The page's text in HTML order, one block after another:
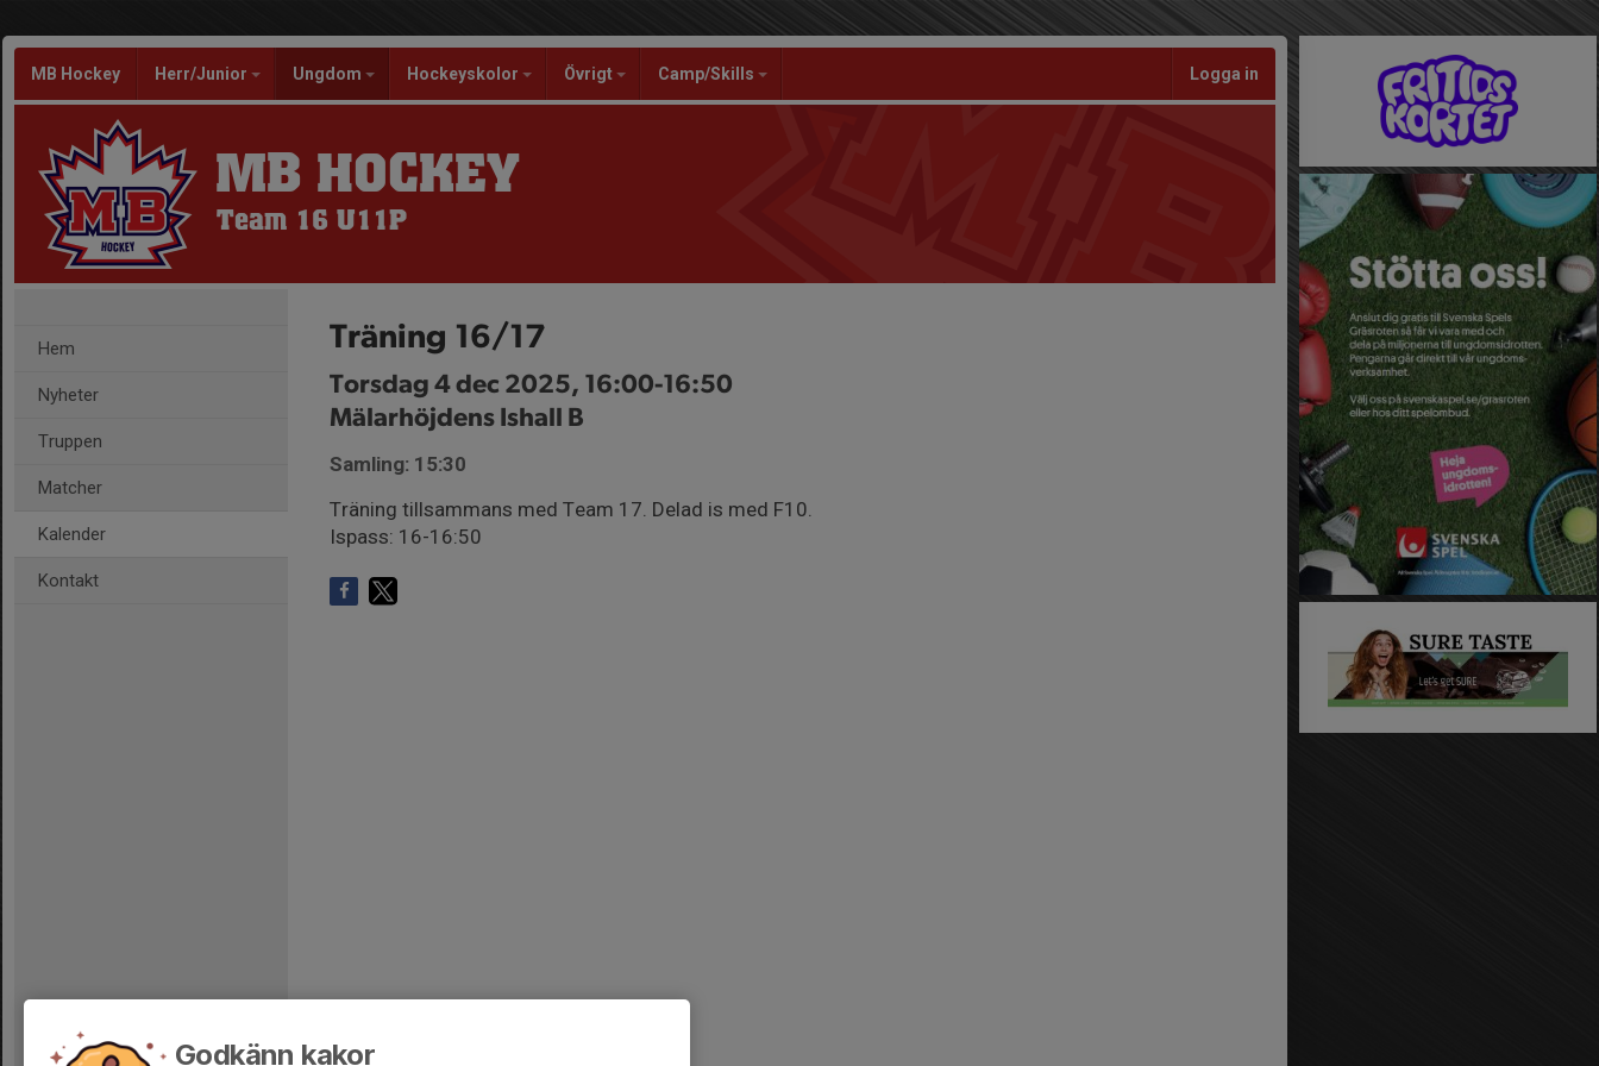
MB Hockey Herr/Junior Ungdom Hockeyskolor Övrigt Camp/Skills Logga in
MB HOCKEY
Team 16 U11P
Hem
Nyheter
Truppen
Matcher
Kalender
Kontakt
Träning 16/17
Torsdag 4 dec 2025, 16:00-16:50
Mälarhöjdens Ishall B
Samling: 15:30
Träning tillsammans med Team 17. Delad is med F10.
Ispass: 16-16:50
Godkänn kakor